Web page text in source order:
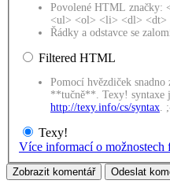
Povolené HTML značky:
<ul> <ol> <li> <dl> <dt>
Řádky a odstavce se
Filtered HTML
Pomocí hvězdiček
**tučně**. Texy! syntaxe
http://texy.info/cs/syntax .
Texy!
Více informací o možnostech